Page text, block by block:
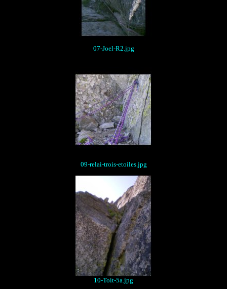
07-Joel-R2.jpg
09-relai-trois-etoiles.jpg
10-Toit-5a.jpg